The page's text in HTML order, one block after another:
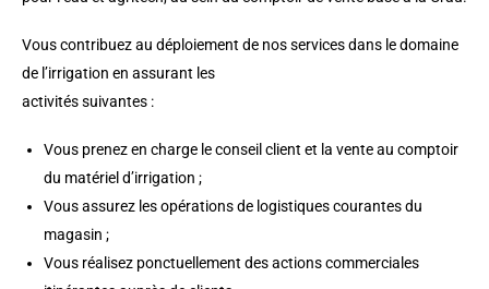
Vous contribuez au déploiement de nos services dans le domaine
de l’irrigation en assurant les
activités suivantes :
Vous prenez en charge le conseil client et la vente au comptoir
du matériel d’irrigation ;
Vous assurez les opérations de logistiques courantes du
magasin ;
Vous réalisez ponctuellement des actions commerciales